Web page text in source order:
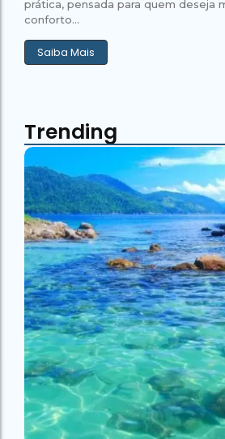
prática, pensada para quem deseja
conforto...
Saiba Mais
Trending